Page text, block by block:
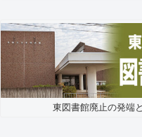
東図書館廃止の発端